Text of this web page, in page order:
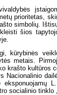
prioritetas,
simbolių.
šios
kūrybinės
metais.
krašto kultūros
Nacionalinio
eksponuojamų
socialinio tinklo